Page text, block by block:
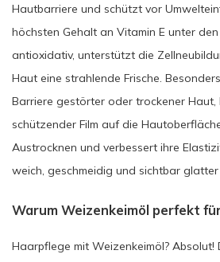
Hautbarriere und schützt vor
höchsten Gehalt an Vitamin E unter
antioxidativ, unterstützt die
Haut eine strahlende Frische.
Barriere gestörter oder trockener Haut,
schützender Film auf die
Austrocknen und verbessert ihre
weich, geschmeidig und sichtbar glatter
Warum Weizenkeimöl perfekt
Haarpflege mit Weizenkeimöl? Absolut!